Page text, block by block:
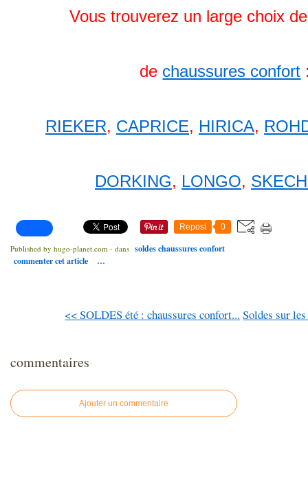
Vous trouverez un large choix
de chaussures confort
RIEKER, CAPRICE, HIRICA,
DORKING, LONGO,
Repost 0
Published by hugo-planet.com - dans soldes chaussures confort
commenter cet article
…
<< SOLDES été : chaussures confort... Soldes sur
commentaires
Ajouter un commentaire